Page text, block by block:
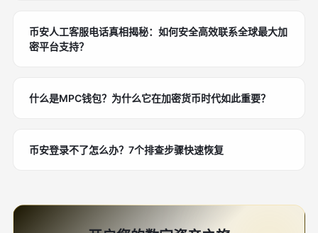
币安人工客服电话真相揭秘：如何安全高效联系全球最大加
密平台支持？
什么是MPC钱包？为什么它在加密货币时代如此重要？
币安登录不了怎么办？7个排查步骤快速恢复